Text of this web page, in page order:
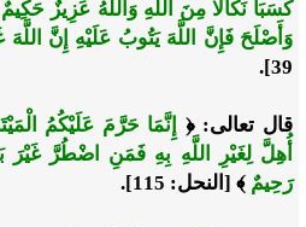
كَسَبَا نَكَالًا مِنَ اللَّهِ وَاللَّهُ عَزِيزٌ حَكِيمٌ
وَأَصْلَحَ فَإِنَّ اللَّهَ يَتُوبُ عَلَيْهِ إِنَّ
39].
قال تعالى: ﴿ إِنَّمَا حَرَّمَ عَلَيْكُمُ
أُهِلَّ لِغَيْرِ اللَّهِ بِهِ فَمَنِ اضْطُرَّ غَيْرَ
رَحِيمٌ ﴾ [النحل: 115].